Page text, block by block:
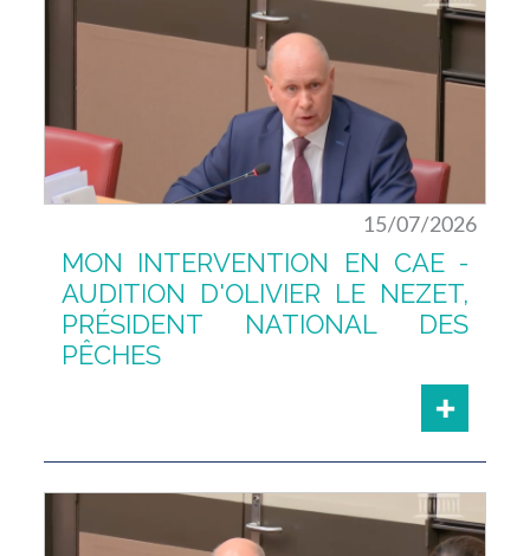
15/07/2026
MON INTERVENTION EN CAE -
AUDITION D'OLIVIER LE NEZET,
PRÉSIDENT NATIONAL DES
PÊCHES